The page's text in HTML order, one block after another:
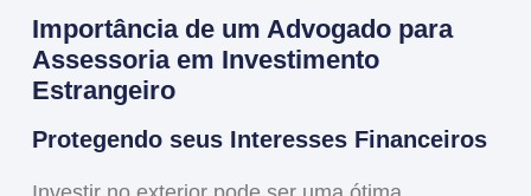
Importância de um Advogado para
Assessoria em Investimento
Estrangeiro
Protegendo seus Interesses Financeiros